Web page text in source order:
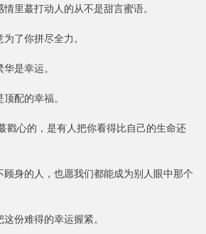
里蕞打动人的从不是甜言蜜语。
了你拼尽全力。
是幸运。
配的幸福。
戳心的，是有人把你看得比自己的生命还
身的人，也愿我们都能成为别人眼中那个
份难得的幸运握紧。